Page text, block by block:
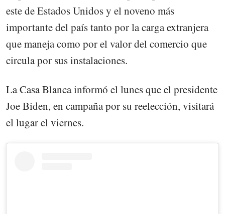
este de Estados Unidos y el noveno más
importante del país tanto por la carga extranjera
que maneja como por el valor del comercio que
circula por sus instalaciones.
La Casa Blanca informó el lunes que el presidente
Joe Biden, en campaña por su reelección, visitará
el lugar el viernes.